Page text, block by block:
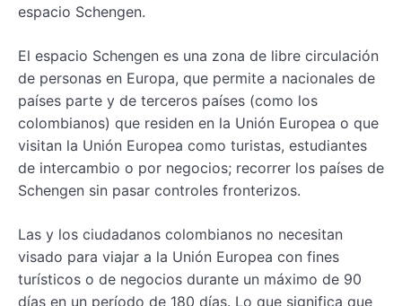
espacio Schengen.
El espacio Schengen es una zona de libre circulación
de personas en Europa, que permite a nacionales de
países parte y de terceros países (como los
colombianos) que residen en la Unión Europea o que
visitan la Unión Europea como turistas, estudiantes
de intercambio o por negocios; recorrer los países de
Schengen sin pasar controles fronterizos.
Las y los ciudadanos colombianos no necesitan
visado para viajar a la Unión Europea con fines
turísticos o de negocios durante un máximo de 90
días en un período de 180 días. Lo que significa que